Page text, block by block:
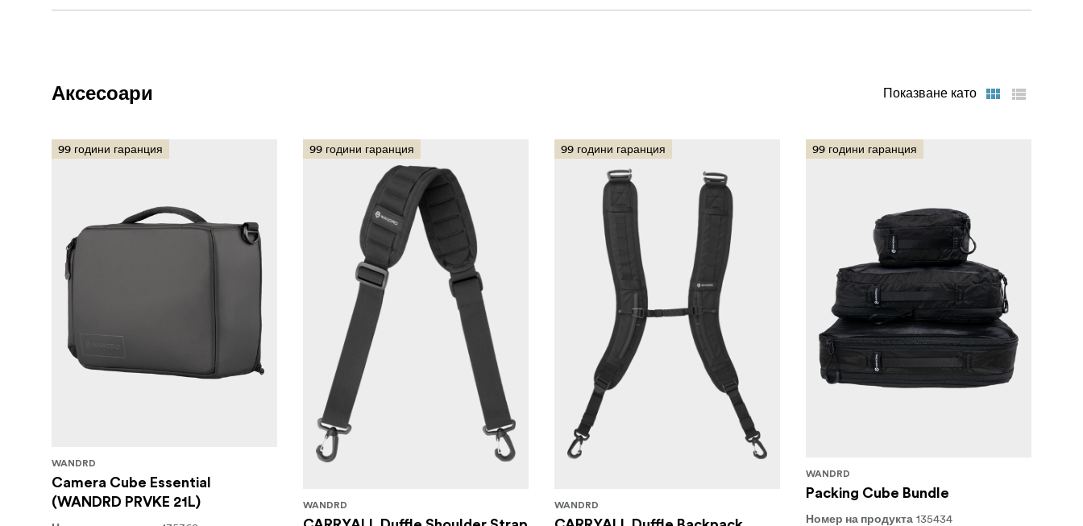
Какво има в чантата:
Аксесоари Показване като
99 години гаранция
WANDRD
Camera Cube Essential
(WANDRD PRVKE 21L)
99 години гаранция
WANDRD
99 години гаранция
WANDRD
99 години гаранция
WANDRD
Packing Cube Bundle
Номер на продукта 135434